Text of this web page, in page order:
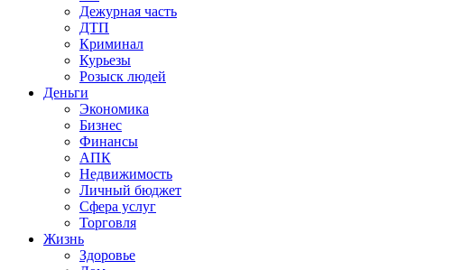
Дежурная часть
ДТП
Криминал
Курьезы
Розыск людей
Деньги
Экономика
Бизнес
Финансы
АПК
Недвижимость
Личный бюджет
Сфера услуг
Торговля
Жизнь
Здоровье